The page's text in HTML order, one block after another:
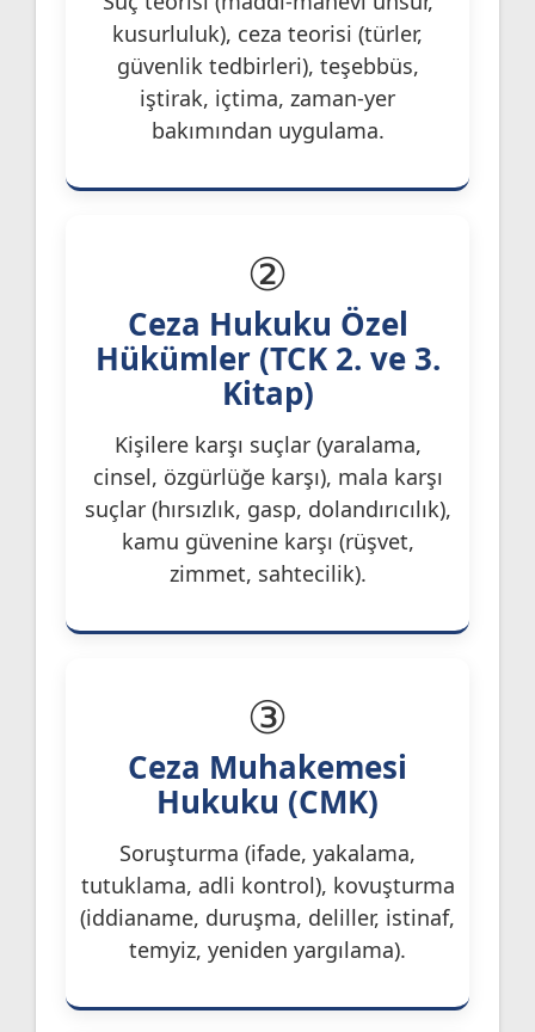
kusurluluk), ceza teorisi (türler,
güvenlik tedbirleri), teşebbüs,
iştirak, içtima, zaman-yer
bakımından uygulama.
②
Ceza Hukuku Özel
Hükümler (TCK 2. ve 3.
Kitap)
Kişilere karşı suçlar (yaralama,
cinsel, özgürlüğe karşı), mala karşı
suçlar (hırsızlık, gasp, dolandırıcılık),
kamu güvenine karşı (rüşvet,
zimmet, sahtecilik).
③
Ceza Muhakemesi
Hukuku (CMK)
Soruşturma (ifade, yakalama,
tutuklama, adli kontrol), kovuşturma
(iddianame, duruşma, deliller, istinaf,
temyiz, yeniden yargılama).